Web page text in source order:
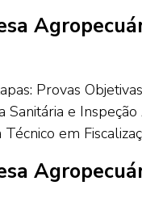
Provas
Sanitária e
em